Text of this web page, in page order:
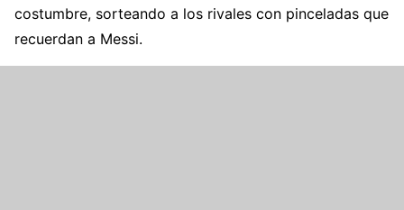
costumbre, sorteando a los rivales con pinceladas que
recuerdan a Messi.